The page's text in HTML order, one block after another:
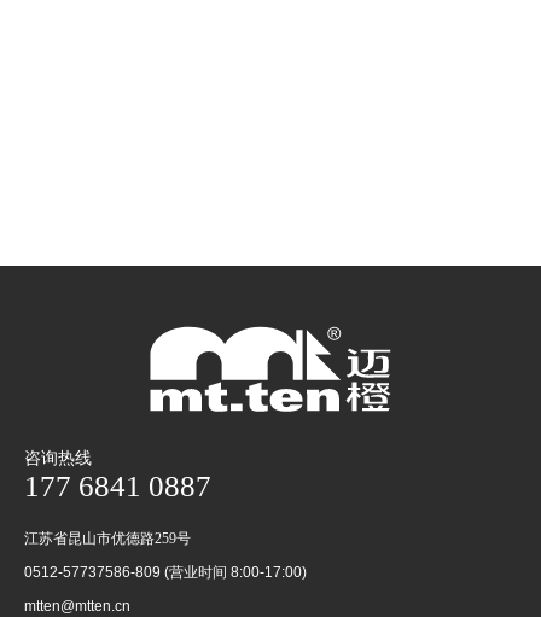
咨询热线
177 6841 0887
江苏省昆山市优德路259号
0512-57737586-809 (营业时间 8:00-17:00)
mtten@mtten.cn